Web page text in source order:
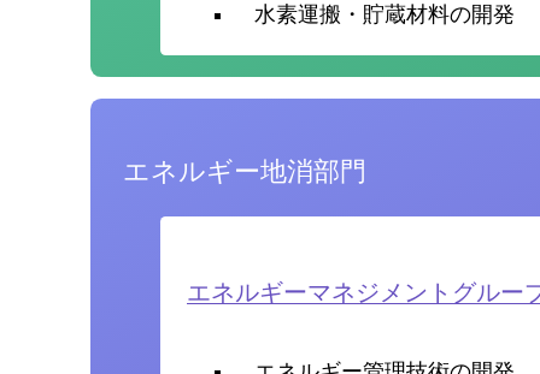
水素運搬・貯蔵材料の開発
エネルギー地消部門
エネルギーマネジメントグルー